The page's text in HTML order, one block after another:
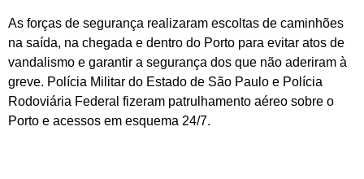
As forças de segurança realizaram escoltas de caminhões
na saída, na chegada e dentro do Porto para evitar atos de
vandalismo e garantir a segurança dos que não aderiram à
greve. Polícia Militar do Estado de São Paulo e Polícia
Rodoviária Federal fizeram patrulhamento aéreo sobre o
Porto e acessos em esquema 24/7.